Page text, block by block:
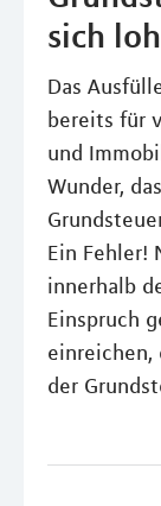
sich
Das
bereits für
und
Wunder,
Ein Fehler!
innerhalb
Einspruch
einreichen,
der